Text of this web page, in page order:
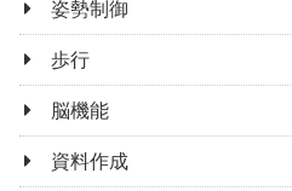
姿勢制御
歩行
脳機能
資料作成